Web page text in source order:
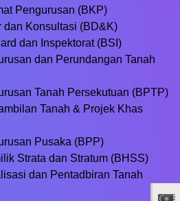
Pengurusan (BKP)
dan Konsultasi (BD&K)
dan Inspektorat (BSI)
dan Perundangan Tanah
Tanah Persekutuan (BPTP)
Tanah & Projek Khas
Pusaka (BPP)
Strata dan Stratum (BHSS)
dan Pentadbiran Tanah